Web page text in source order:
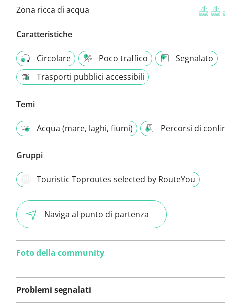
Zona ricca di acqua
Caratteristiche
Circolare Poco traffico
Segnalato
Trasporti pubblici accessibili
Temi
Acqua (mare, laghi, fiumi) Percorsi di
Gruppi
Touristic Toproutes selected by RouteYou
Naviga al punto di partenza
Foto della community
Problemi segnalati